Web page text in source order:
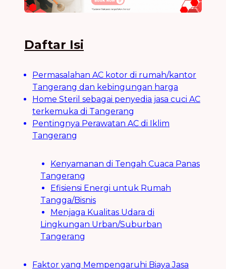
Daftar Isi
Permasalahan AC kotor di rumah/kantor
Tangerang dan kebingungan harga
Home Steril sebagai penyedia jasa cuci AC
terkemuka di Tangerang
Pentingnya Perawatan AC di Iklim
Tangerang
Kenyamanan di Tengah Cuaca Panas
Tangerang
Efisiensi Energi untuk Rumah
Tangga/Bisnis
Menjaga Kualitas Udara di
Lingkungan Urban/Suburban
Tangerang
Faktor yang Mempengaruhi Biaya Jasa